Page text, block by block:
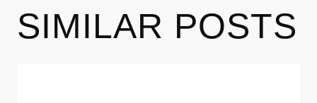
SIMILAR POSTS